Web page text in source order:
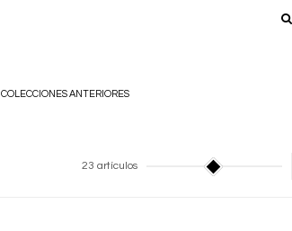
COLECCIONES ANTERIORES
23 artículos